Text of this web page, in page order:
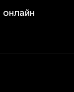
онлайн